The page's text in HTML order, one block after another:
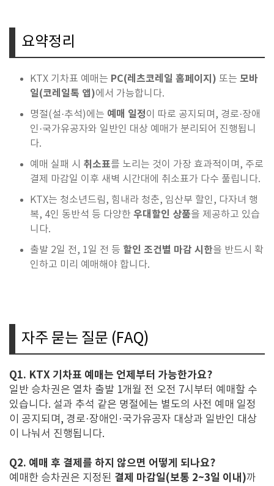
요약정리
KTX 기차표 예매는 PC(레츠코레일 홈페이지) 또는 모바
일(코레일톡 앱)에서 가능합니다.
명절(설·추석)에는 예매 일정이 따로 공지되며, 경로·장애
인·국가유공자와 일반인 대상 예매가 분리되어 진행됩니
다.
예매 실패 시 취소표를 노리는 것이 가장 효과적이며, 주로
결제 마감일 이후 새벽 시간대에 취소표가 다수 풀립니다.
KTX는 청소년드림, 힘내라 청춘, 임산부 할인, 다자녀 행
복, 4인 동반석 등 다양한 우대할인 상품을 제공하고 있습
니다.
출발 2일 전, 1일 전 등 할인 조건별 마감 시한을 반드시 확
인하고 미리 예매해야 합니다.
자주 묻는 질문 (FAQ)
Q1. KTX 기차표 예매는 언제부터 가능한가요?
일반 승차권은 열차 출발 1개월 전 오전 7시부터 예매할 수
있습니다. 설과 추석 같은 명절에는 별도의 사전 예매 일정
이 공지되며, 경로·장애인·국가유공자 대상과 일반인 대상
이 나눠서 진행됩니다.
Q2. 예매 후 결제를 하지 않으면 어떻게 되나요?
예매한 승차권은 지정된 결제 마감일(보통 2~3일 이내)까